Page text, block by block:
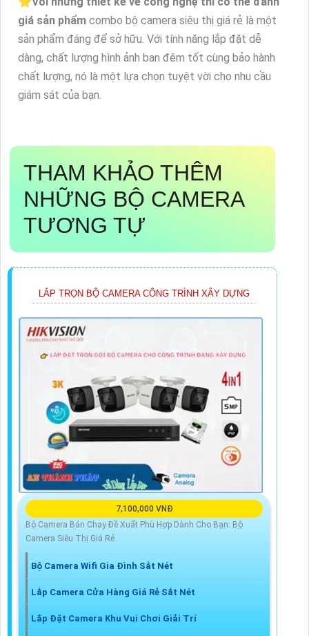
giá sản phẩm combo bộ camera siêu thị giá rẻ là một
sản phẩm đáng để sở hữu. Với tính năng lắp đặt dễ
dàng, chất lượng hình ảnh ban đêm tốt cùng bảo hành
chất lượng, nó là một lựa chọn tuyệt vời cho nhu cầu
giám sát của bạn.
THAM KHẢO THÊM
NHỮNG BỘ CAMERA
TƯƠNG TỰ
LẮP TRỌN BỘ CAMERA CÔNG TRÌNH XÂY DỰNG
7,100,000 VNĐ
Bộ Camera Bán Chạy Đề Xuất Phù Hợp Dành Cho Bạn: Bộ
Camera Siêu Thị Giá Rẻ
Bộ Camera Wifi Gia Đình Sắt Nét
Lắp Camera Cửa Hàng Giá Rẻ Sắt Nét
Lắp Đặt Camera Khu Vui Chơi Giải Trí